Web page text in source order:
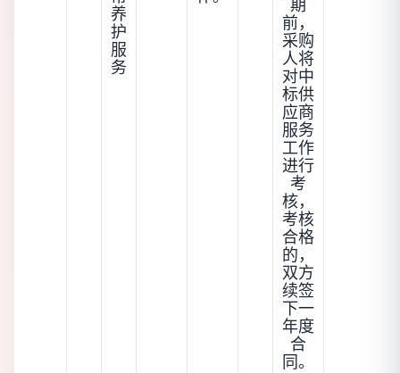
养
护
服
务
期
前，
采购
人将
对中
标供
应商
服务
工作
进行
考
核，
考核
合格
的，
双方
续签
下一
年度
合
同。